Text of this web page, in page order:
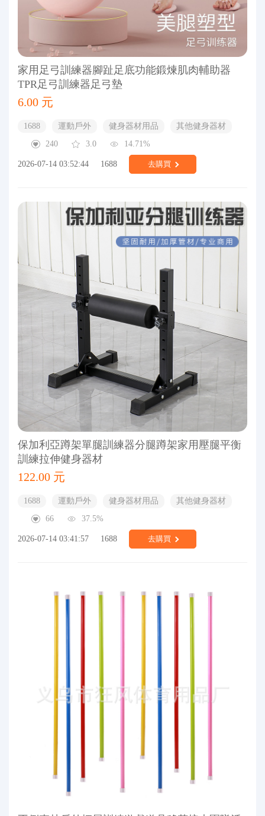
家用足弓訓練器腳趾足底功能鍛煉肌肉輔助器
TPR足弓訓練器足弓墊
6.00 元
1688 運動戶外 健身器材用品
其他健身器材
240
3.0 14.71%
2026-07-14 03:52:44 1688 去購買
保加利亞蹲架單腿訓練器分腿蹲架家用壓腿平衡
訓練拉伸健身器材
122.00 元
1688 運動戶外 健身器材用品
其他健身器材
66
37.5%
2026-07-14 03:41:57 1688 去購買